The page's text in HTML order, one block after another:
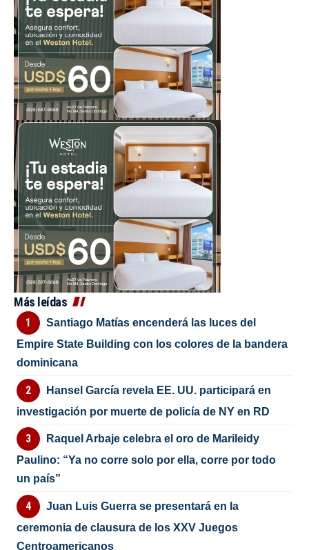
Más leídas
Santiago Matías encenderá las luces del
Empire State Building con los colores de la bandera
dominicana
Hansel García revela EE. UU. participará en
investigación por muerte de policía de NY en RD
Raquel Arbaje celebra el oro de Marileidy
Paulino: “Ya no corre solo por ella, corre por todo
un país”
Juan Luis Guerra se presentará en la
ceremonia de clausura de los XXV Juegos
Centroamericanos